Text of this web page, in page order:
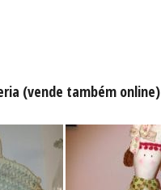
(vende também online)